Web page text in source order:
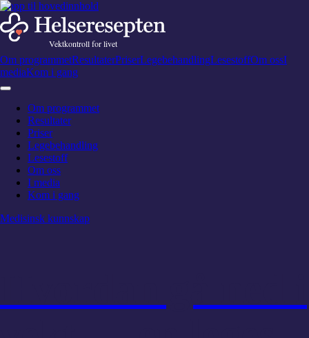
Hopp til hovedinnhold
Om programmetResultaterPriserLegebehandlingLesestoffOm ossI
mediaKom i gang
Om programmet
Resultater
Priser
Legebehandling
Lesestoff
Om oss
I media
Kom i gang
Medisinsk kunnskap